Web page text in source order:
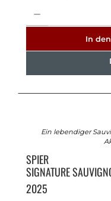
In
Ein lebendiger
SPIER
SIGNATURE
2025